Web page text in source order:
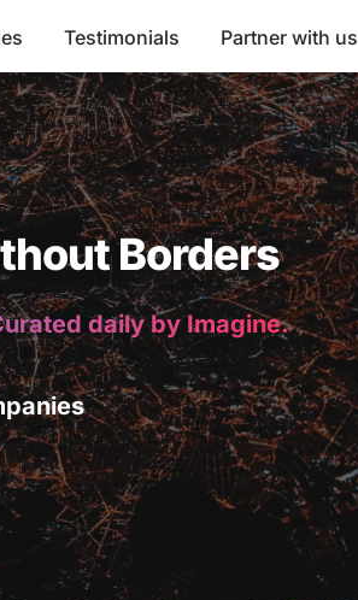
Testimonials Partner with us
Borders
daily by Imagine.